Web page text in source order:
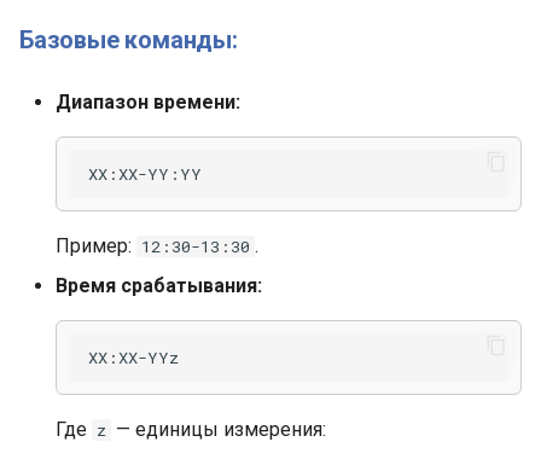
Базовые команды:
Диапазон времени:
Пример: 12:30-13:30 .
Время срабатывания:
Где z — единицы измерения: